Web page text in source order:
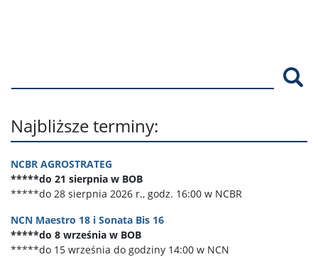
Najbliższe terminy:
NCBR AGROSTRATEG
*****do 21 sierpnia w BOB
*****do 28 sierpnia 2026 r., godz. 16:00 w NCBR
NCN Maestro 18 i Sonata Bis 16
*****do 8 września w BOB
*****do 15 września do godziny 14:00 w NCN